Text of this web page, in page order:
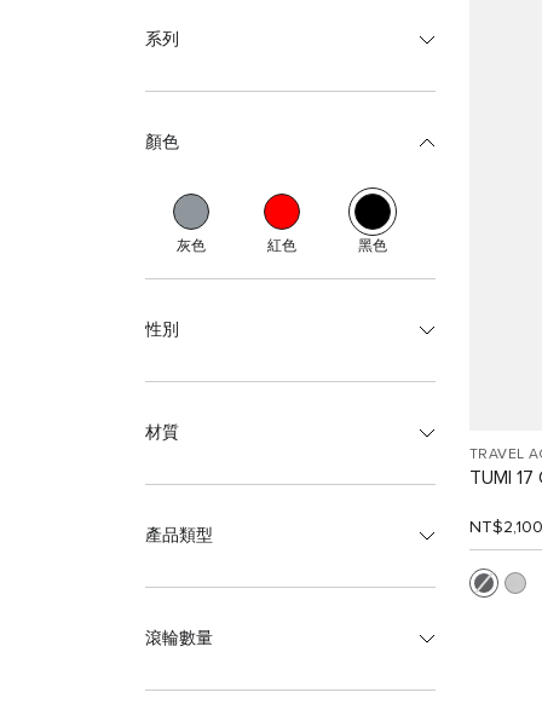
系列
顏色
灰色 紅色 黑色
性別
材質
產品類型
滾輪數量
TRAVEL
TUMI
NT$2,100